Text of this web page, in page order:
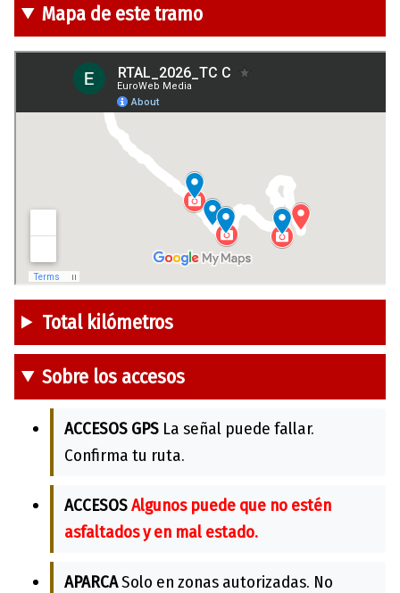
Mapa de este tramo
Total kilómetros
Sobre los accesos
ACCESOS GPS La señal puede fallar.
Confirma tu ruta.
ACCESOSAlgunos puede que no estén
asfaltados y en mal estado.
APARCASolo en zonas autorizadas. No